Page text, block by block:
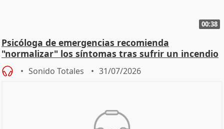
00:38
Psicóloga de emergencias recomienda
"normalizar" los síntomas tras sufrir un incendio
Sonido Totales 31/07/2026